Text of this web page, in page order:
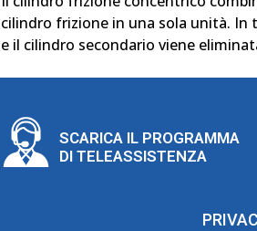
cilindro frizione in una sola unità.
e il cilindro secondario viene
SCARICA IL PROGRAMMA
DI TELEASSISTENZA